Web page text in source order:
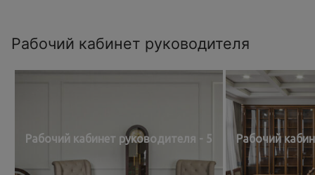
Рабочий кабинет руководителя
Рабочий кабинет руководителя - 5 Рабочий